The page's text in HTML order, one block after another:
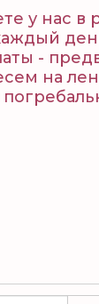
у нас в
-
на